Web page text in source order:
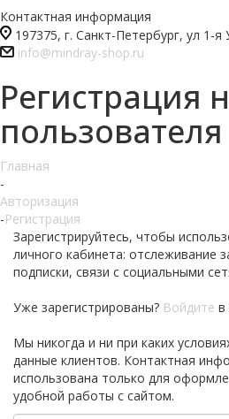
Контактная информация
197375, г. Санкт-Петербург, ул 1-
info@mindray-shop.ru
Регистрация
пользователя
Главная
-
Авторизация
-Регистрация
Зарегистрируйтесь, чтобы
личного кабинета: отслеживание
подписки, связи с социальными
Уже зарегистрированы? Войдите в
Мы никогда и ни при каких
данные клиентов. Контактная
использована только для
удобной работы с сайтом.